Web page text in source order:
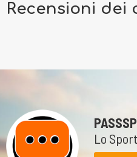
Recensioni dei
Lo